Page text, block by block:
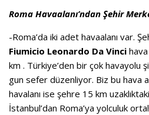
Roma Havaalanı’ndan Şehir
-Roma’da iki adet havaalanı var.
Fiumicio Leonardo Da Vinci hava
km . Türkiye’den bir çok havayolu
gun sefer düzenliyor. Biz bu hava
havalanı ise şehre 15 km uzaklıktaki
İstanbul’dan Roma’ya yolculuk